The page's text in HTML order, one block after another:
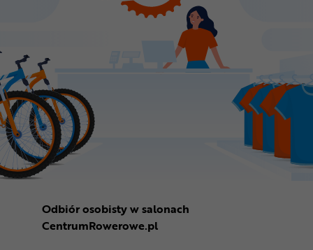
Odbiór osobisty w salonach
CentrumRowerowe.pl